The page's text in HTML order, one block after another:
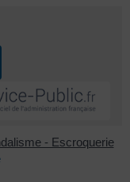
- Escroquerie